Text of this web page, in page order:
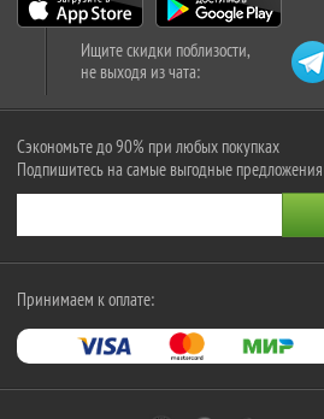
Ищите скидки поблизости,
не выходя из чата:
Сэкономьте до 90% при любых покупках
Подпишитесь на самые выгодные предложения
Принимаем к оплате: